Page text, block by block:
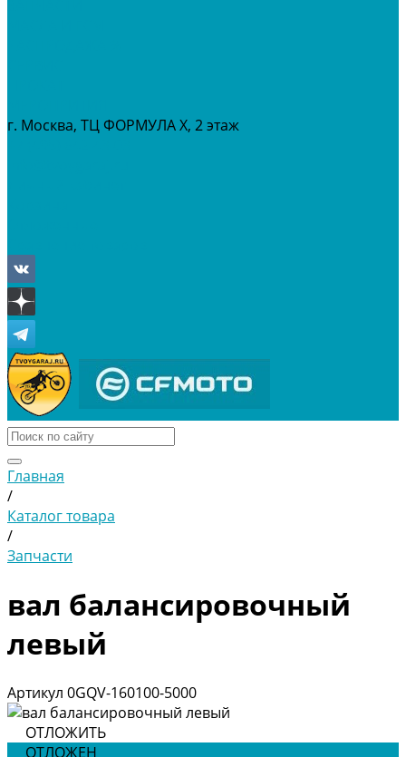
г. Москва, ТЦ ФОРМУЛА Х, 2 этаж
Главная
/
Каталог товара
/
Запчасти
вал балансировочный
левый
Артикул 0GQV-160100-5000
ОТЛОЖИТЬ
ОТЛОЖЕН